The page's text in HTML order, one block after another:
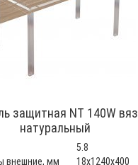
защитная NT 140W вяз
натуральный
5.8
внешние, мм
18x1240x400